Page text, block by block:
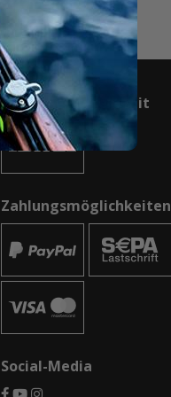
Schnell geliefert mit
Zahlungsmöglichkeiten
Social-Media